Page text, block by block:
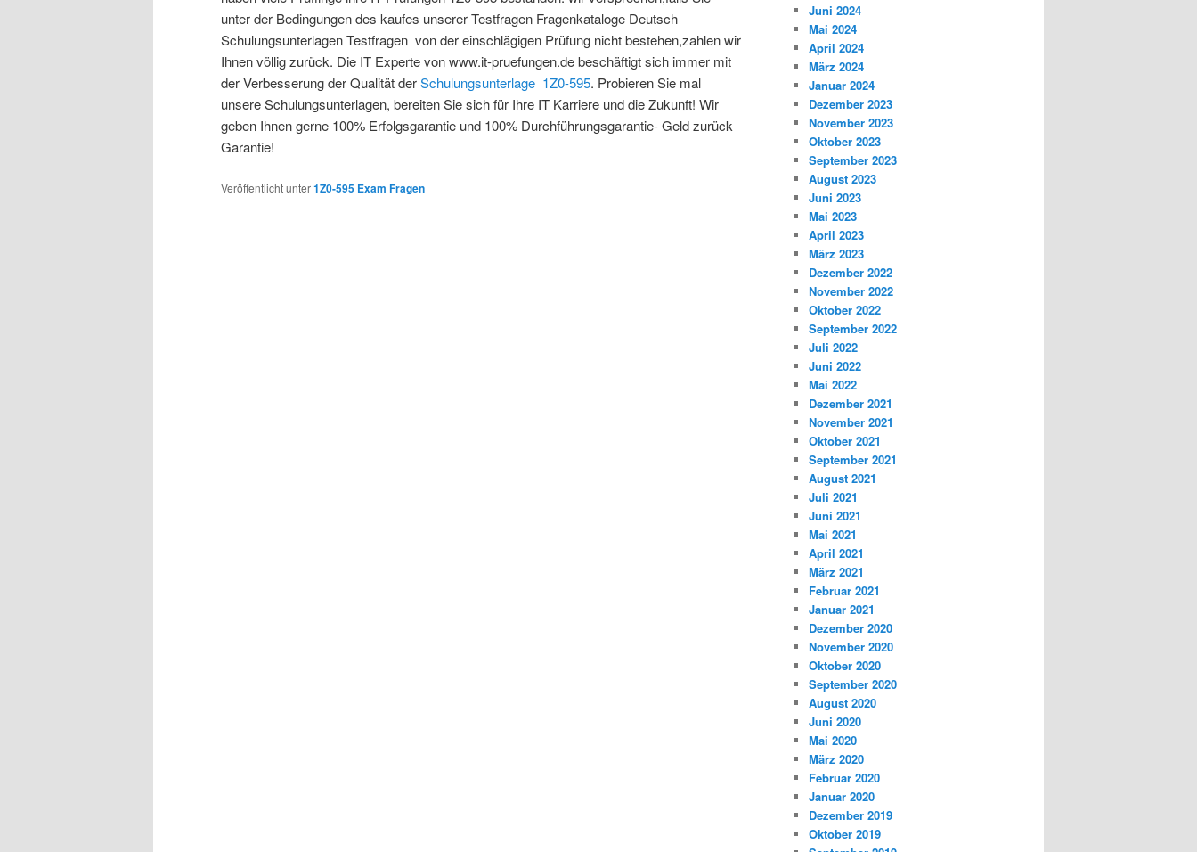
unter der Bedingungen des kaufes unserer Testfragen Fragenkataloge Deutsch
Schulungsunterlagen Testfragen von der einschlägigen Prüfung nicht bestehen,zahlen wir
Ihnen völlig zurück. Die IT Experte von www.it-pruefungen.de beschäftigt sich immer mit
der Verbesserung der Qualität derSchulungsunterlage 1Z0-595. Probieren Sie mal
unsere Schulungsunterlagen, bereiten Sie sich für Ihre IT Karriere und die Zukunft! Wir
geben Ihnen gerne 100% Erfolgsgarantie und 100% Durchführungsgarantie- Geld zurück
Garantie!
Veröffentlicht unter1Z0-595 Exam Fragen
Juni 2024
Mai 2024
April 2024
März 2024
Januar 2024
Dezember 2023
November 2023
Oktober 2023
September 2023
August 2023
Juni 2023
Mai 2023
April 2023
März 2023
Dezember 2022
November 2022
Oktober 2022
September 2022
Juli 2022
Juni 2022
Mai 2022
Dezember 2021
November 2021
Oktober 2021
September 2021
August 2021
Juli 2021
Juni 2021
Mai 2021
April 2021
März 2021
Februar 2021
Januar 2021
Dezember 2020
November 2020
Oktober 2020
September 2020
August 2020
Juni 2020
Mai 2020
März 2020
Februar 2020
Januar 2020
Dezember 2019
Oktober 2019